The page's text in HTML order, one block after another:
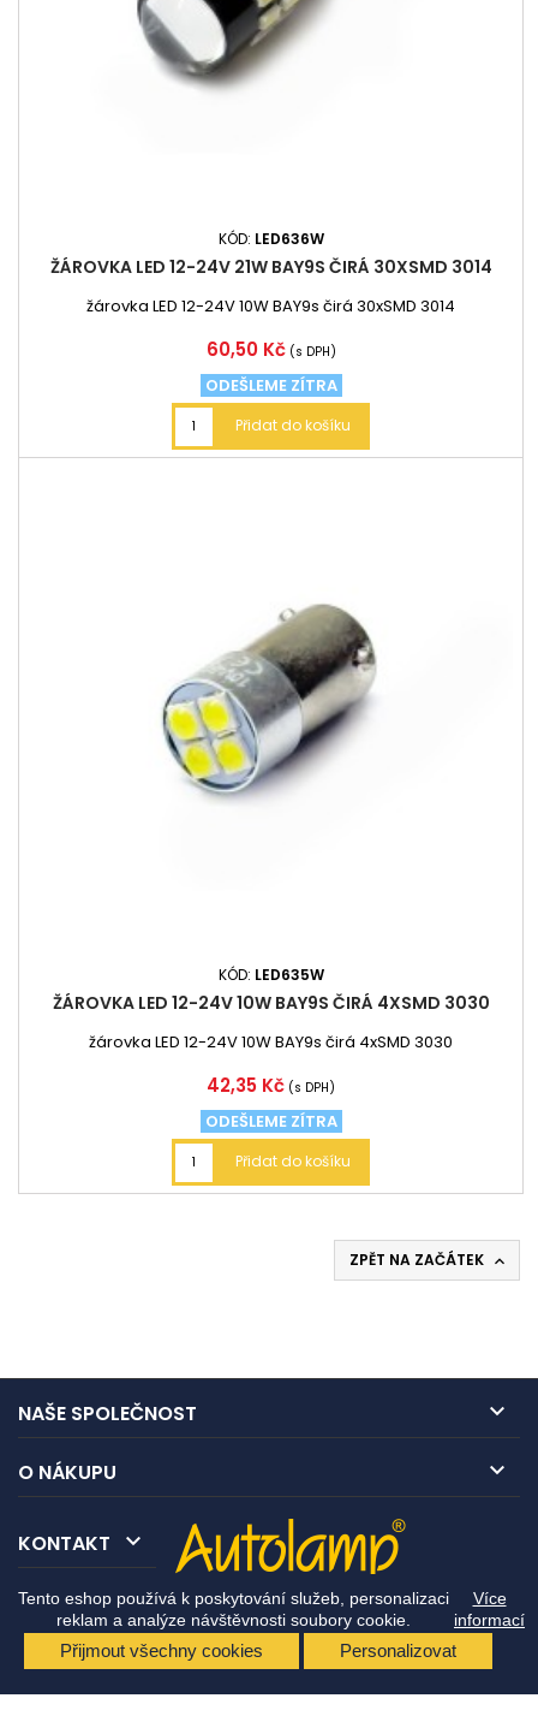
Tento eshop používá k poskytování služeb, personalizaci
reklam a analýze návštěvnosti soubory cookie.
Více
informací
Přijmout všechny cookies Personalizovat
KÓD: LED636W
ŽÁROVKA LED 12-24V 21W BAY9S ČIRÁ 30XSMD 3014
žárovka LED 12-24V 10W BAY9s čirá 30xSMD 3014
Cena
60,50 Kč (s DPH)
ODEŠLEME ZÍTRA
Přidat do košíku
KÓD: LED635W
ŽÁROVKA LED 12-24V 10W BAY9S ČIRÁ 4XSMD 3030
žárovka LED 12-24V 10W BAY9s čirá 4xSMD 3030
Cena
42,35 Kč (s DPH)
ODEŠLEME ZÍTRA
Přidat do košíku
ZPĚT NA ZAČÁTEK 
NAŠE SPOLEČNOST 
O NÁKUPU 
KONTAKT 